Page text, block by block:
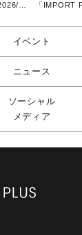
イベント
ニュース
ソーシャル
メディア